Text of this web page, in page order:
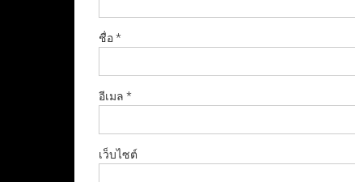
ชื่อ*
อีเมล *
เว็บไซต์